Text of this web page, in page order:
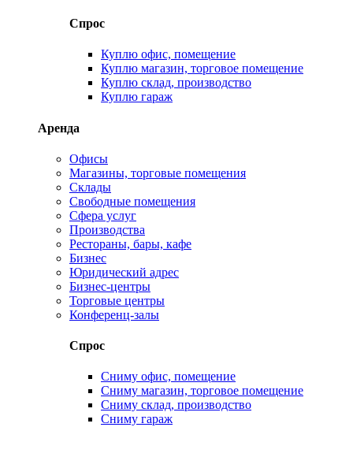
Спрос
Куплю офис, помещение
Куплю магазин, торговое помещение
Куплю склад, производство
Куплю гараж
Аренда
Офисы
Магазины, торговые помещения
Склады
Свободные помещения
Сфера услуг
Производства
Рестораны, бары, кафе
Бизнес
Юридический адрес
Бизнес-центры
Торговые центры
Конференц-залы
Спрос
Сниму офис, помещение
Сниму магазин, торговое помещение
Сниму склад, производство
Сниму гараж